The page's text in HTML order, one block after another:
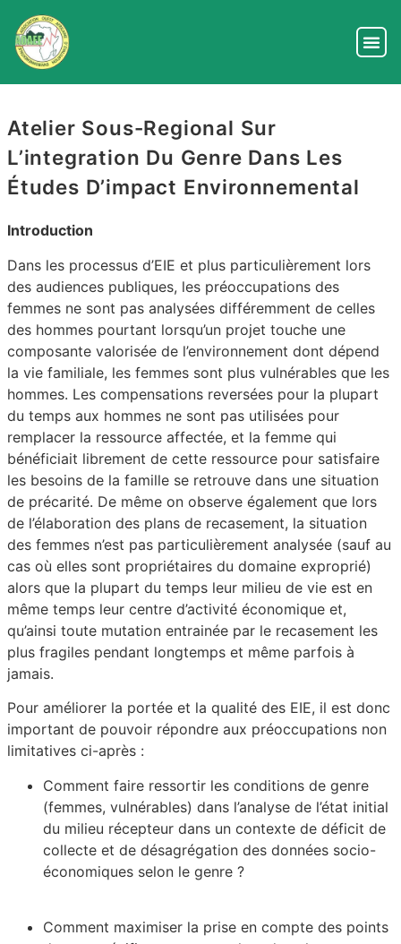
Atelier Sous-Regional Sur
L’integration Du Genre Dans Les
Études D’impact Environnemental
Introduction
Dans les processus d’EIE et plus particulièrement lors
des audiences publiques, les préoccupations des
femmes ne sont pas analysées différemment de celles
des hommes pourtant lorsqu’un projet touche une
composante valorisée de l’environnement dont dépend
la vie familiale, les femmes sont plus vulnérables que les
hommes. Les compensations reversées pour la plupart
du temps aux hommes ne sont pas utilisées pour
remplacer la ressource affectée, et la femme qui
bénéficiait librement de cette ressource pour satisfaire
les besoins de la famille se retrouve dans une situation
de précarité. De même on observe également que lors
de l’élaboration des plans de recasement, la situation
des femmes n’est pas particulièrement analysée (sauf au
cas où elles sont propriétaires du domaine exproprié)
alors que la plupart du temps leur milieu de vie est en
même temps leur centre d’activité économique et,
qu’ainsi toute mutation entrainée par le recasement les
plus fragiles pendant longtemps et même parfois à
jamais.
Pour améliorer la portée et la qualité des EIE, il est donc
important de pouvoir répondre aux préoccupations non
limitatives ci-après :
Comment faire ressortir les conditions de genre
(femmes, vulnérables) dans l’analyse de l’état initial
du milieu récepteur dans un contexte de déficit de
collecte et de désagrégation des données socio-
économiques selon le genre ?
Comment maximiser la prise en compte des points